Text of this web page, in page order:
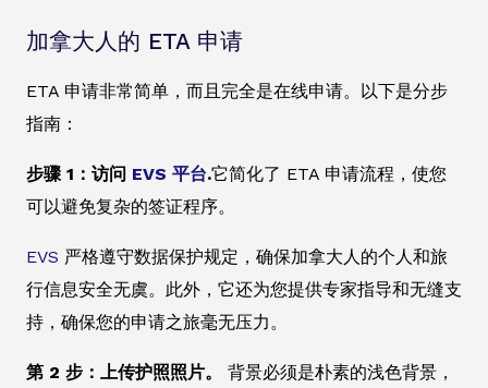
加拿大人的 ETA 申请
ETA 申请非常简单，而且完全是在线申请。以下是分步
指南：
步骤 1：访问 EVS 平台.它简化了 ETA 申请流程，使您
可以避免复杂的签证程序。
EVS 严格遵守数据保护规定，确保加拿大人的个人和旅
行信息安全无虞。此外，它还为您提供专家指导和无缝支
持，确保您的申请之旅毫无压力。
第 2 步：上传护照照片。 背景必须是朴素的浅色背景，